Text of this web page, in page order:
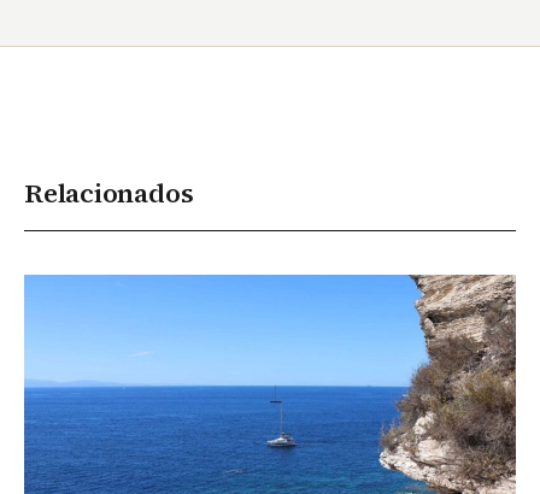
Relacionados